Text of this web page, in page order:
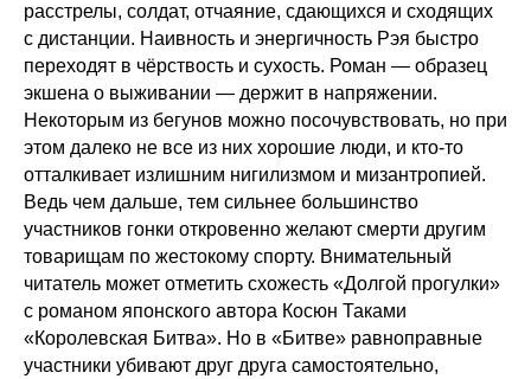
расстрелы, солдат, отчаяние, сдающихся и сходящих
с дистанции. Наивность и энергичность Рэя быстро
переходят в чёрствость и сухость. Роман — образец
экшена о выживании — держит в напряжении.
Некоторым из бегунов можно посочувствовать, но при
этом далеко не все из них хорошие люди, и кто-то
отталкивает излишним нигилизмом и мизантропией.
Ведь чем дальше, тем сильнее большинство
участников гонки откровенно желают смерти другим
товарищам по жестокому спорту. Внимательный
читатель может отметить схожесть «Долгой прогулки»
с романом японского автора Косюн Таками
«Королевская Битва». Но в «Битве» равноправные
участники убивают друг друга самостоятельно,